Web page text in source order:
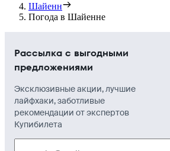
Шайенн
Погода в Шайенне
Рассылка с выгодными
предложениями
Эксклюзивные акции, лучшие
лайфхаки, заботливые
рекомендации от экспертов
Купибилета